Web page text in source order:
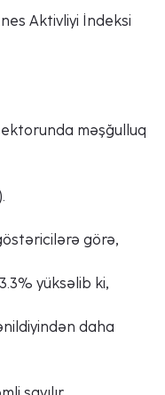
Aktivliyi İndeksi
məşğulluq
görə,
yüksəlib ki,
daha
kəşf